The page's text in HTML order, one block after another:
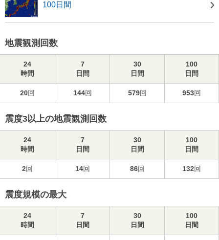
100日間
地震観測回数
24
時間
7
日間
30
日間
100
日間
20回 144回 579回 953回
震度3以上の地震観測回数
24
時間
7
日間
30
日間
100
日間
2回 14回 86回 132回
震度規模の最大
24
時間
7
日間
30
日間
100
日間